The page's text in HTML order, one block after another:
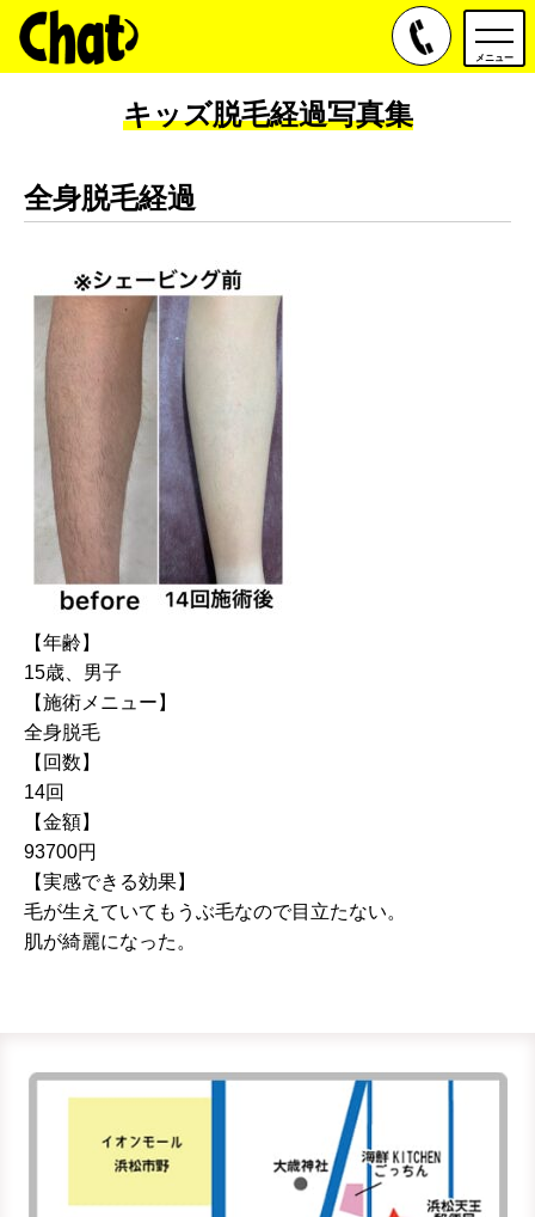
toggle
メニュー
キッズ脱毛経過写真集
全身脱毛経過
【年齢】
15歳、男子
【施術メニュー】
全身脱毛
【回数】
14回
【金額】
93700円
【実感できる効果】
毛が生えていてもうぶ毛なので目立たない。
肌が綺麗になった。